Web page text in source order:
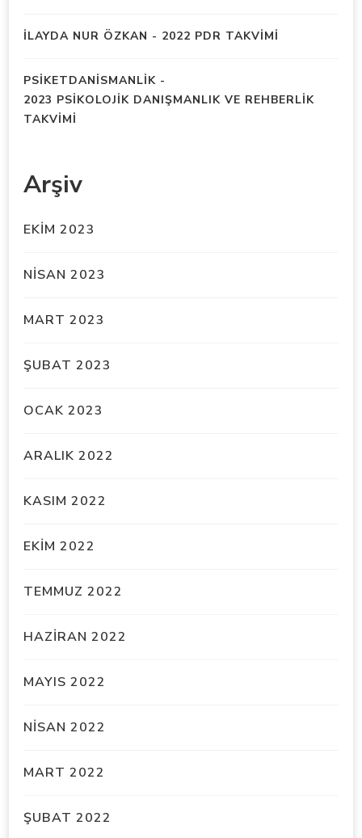
İLAYDA NUR ÖZKAN - 2022 PDR TAKVİMİ
PSIKETDANISMANLIK -
2023 PSİKOLOJİK DANIŞMANLIK VE REHBERLİK
TAKVİMİ
Arşiv
EKIM 2023
NISAN 2023
MART 2023
ŞUBAT 2023
OCAK 2023
ARALIK 2022
KASIM 2022
EKIM 2022
TEMMUZ 2022
HAZIRAN 2022
MAYIS 2022
NISAN 2022
MART 2022
ŞUBAT 2022